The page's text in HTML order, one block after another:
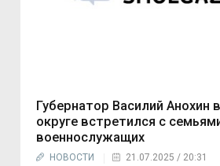
Губернатор Василий Анохин
округе встретился с
военнослужащих
НОВОСТИ 21.07.2025 / 20:31